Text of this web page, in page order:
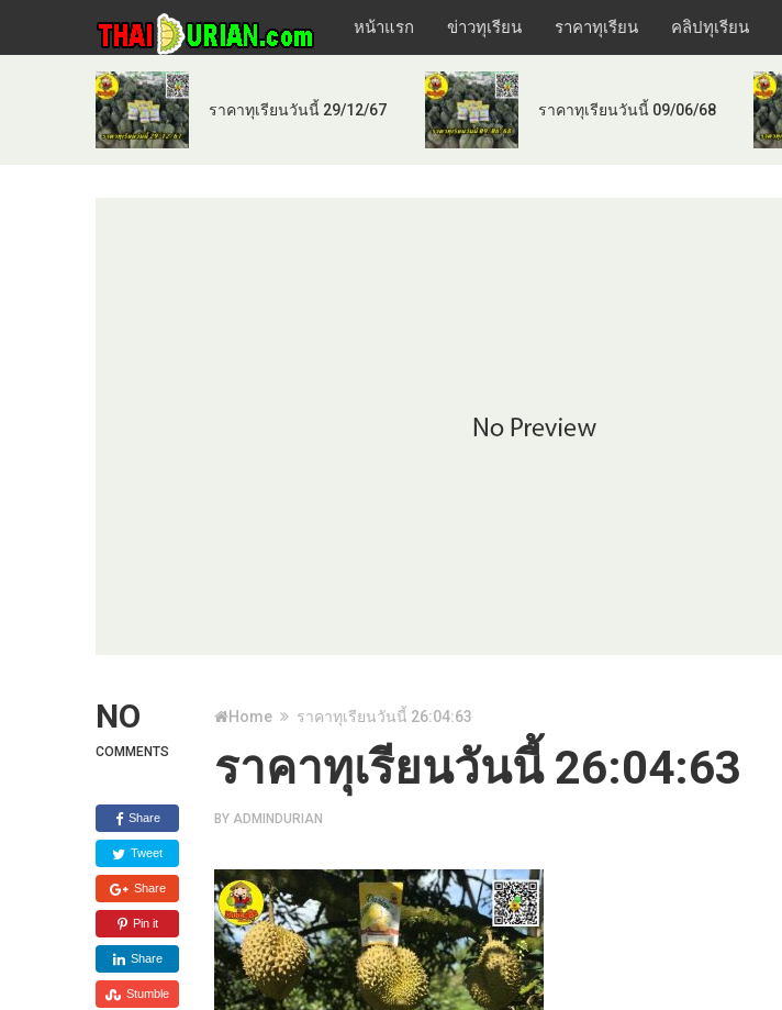
หน้าแรก ข่าวทุเรียน ราคาทุเรียน คลิปทุเรียน
ราคาทุเรียนวันนี้ 29/12/67 ราคาทุเรียนวันนี้ 09/06/68
NO
COMMENTS
Share
Tweet
Share
Pin it
Share
Stumble
Home ราคาทุเรียนวันนี้ 26:04:63
ราคาทุเรียนวันนี้ 26:04:63
BY ADMINDURIAN